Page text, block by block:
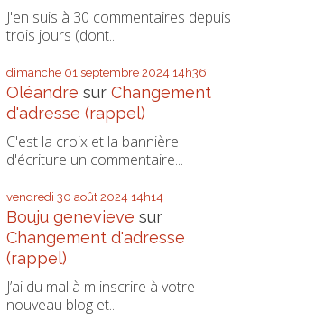
J'en suis à 30 commentaires depuis
trois jours (dont...
dimanche 01 septembre 2024 14h36
Oléandre sur Changement
d'adresse (rappel)
C'est la croix et la bannière
d'écriture un commentaire...
vendredi 30 août 2024 14h14
Bouju genevieve sur
Changement d'adresse
(rappel)
J’ai du mal à m inscrire à votre
nouveau blog et...